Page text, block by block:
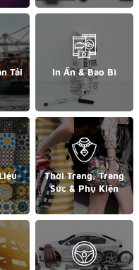
Tải In Ấn & Bao Bì
Thời Trang, Trang
Sức & Phụ Kiện